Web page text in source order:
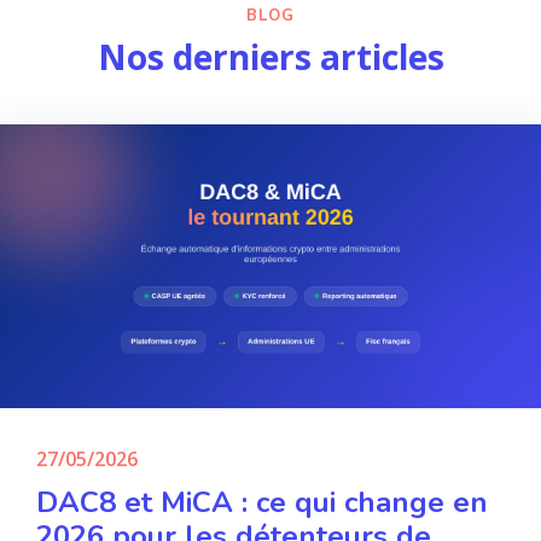
BLOG
Nos derniers articles
27/05/2026
DAC8 et MiCA : ce qui change en